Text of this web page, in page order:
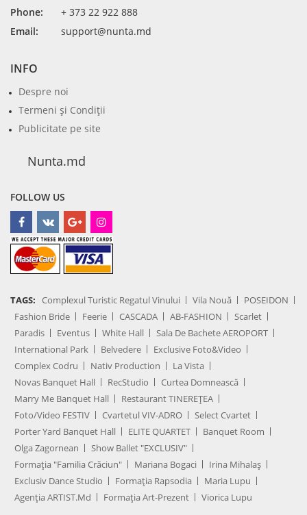
Phone:
+ 373 22 922 888
Email:
support@nunta.md
INFO
Despre noi
Termeni şi Condiţii
Publicitate pe site
Nunta.md
FOLLOW US
TAGS: Complexul Turistic Regatul Vinului Vila Nouă
POSEIDON
Fashion Bride
Feerie CASCADA AB-FASHION
Scarlet
Paradis
Eventus White Hall
Sala De Bachete AEROPORT
International Park
Belvedere
Exclusive Foto&Video
Complex Codru
Nativ Production
La Vista
Novas Banquet Hall
RecStudio
Curtea Domnească
Marry Me Banquet Hall
Restaurant TINEREȚEA
Foto/Video FESTIV
Cvartetul VIV-ADRO
Select Cvartet
Porter Yard Banquet Hall
ELITE QUARTET
Banquet Room
Olga Zagornean
Show Ballet "EXCLUSIV"
Formația "Familia Crăciun"
Mariana Bogaci
Irina Mihalaș
Exclusiv Dance Studio
Formația Rapsodia
Maria Lupu
Agenţia ARTIST.md
Formația Art-Prezent Viorica Lupu